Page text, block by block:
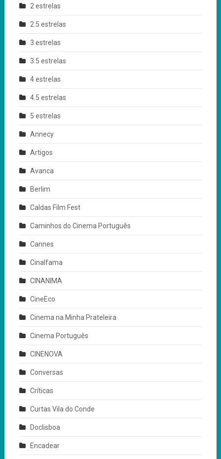
2 estrelas
2.5 estrelas
3 estrelas
3.5 estrelas
4 estrelas
4.5 estrelas
5 estrelas
Annecy
Artigos
Avanca
Berlim
Caldas Film Fest
Caminhos do Cinema Português
Cannes
Cinalfama
CINANIMA
CineEco
Cinema na Minha Prateleira
Cinema Português
CINENOVA
Conversas
Críticas
Curtas Vila do Conde
Doclisboa
Encadear